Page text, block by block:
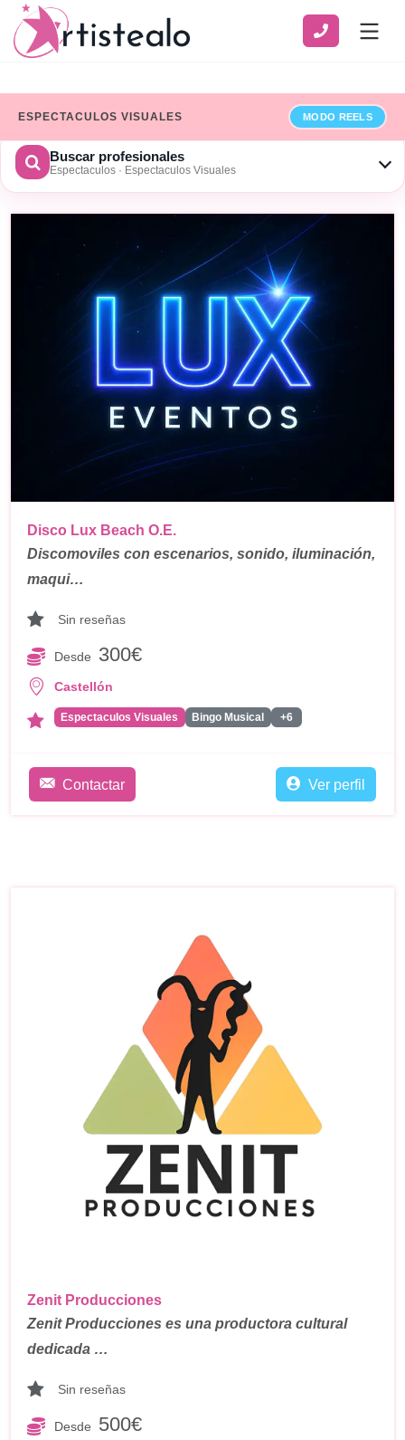
ESPECTACULOS VISUALES MODO REELS
Buscar profesionales
Espectaculos · Espectaculos Visuales
Ver solo profesionales que han añadido sus datos de
BUSCAR ×Limpiar
Disco Lux Beach O.E.
Discomoviles con escenarios, sonido, iluminación,
maqui…
Sin reseñas
Desde 300€
Castellón
Espectaculos Visuales Bingo Musical +6
Contactar Ver perfil
Zenit Producciones
Zenit Producciones es una productora cultural
dedicada …
Sin reseñas
Desde 500€